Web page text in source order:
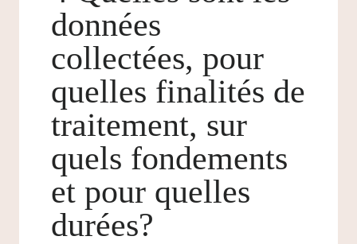
données
collectées, pour
quelles finalités de
traitement, sur
quels fondements
et pour quelles
durées?